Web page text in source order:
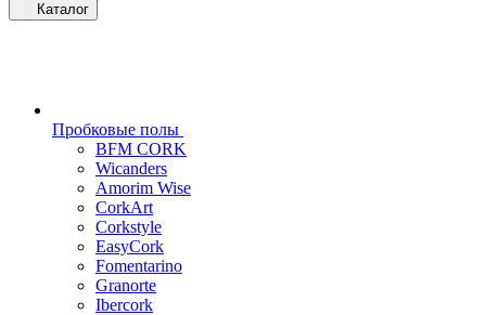
Каталог
Пробковые полы
BFM CORK
Wicanders
Amorim Wise
CorkArt
Corkstyle
EasyCork
Fomentarino
Granorte
Ibercork